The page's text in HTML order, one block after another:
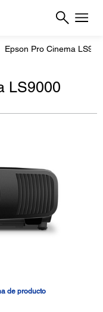
Epson Pro Cinema
LS9000
de producto